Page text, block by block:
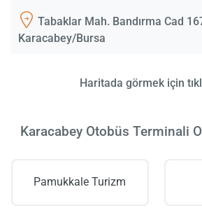
Tabaklar Mah. Bandırma Cad
Karacabey/Bursa
Haritada görmek için
Karacabey Otobüs Terminali
Pamukkale Turizm